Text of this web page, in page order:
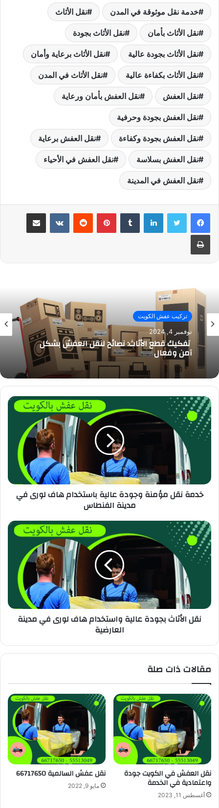
خدمة نقل موثوقة في المدن نقل الأثاث
نقل الأثاث بأمان نقل الأثاث بجودة
نقل الأثاث بجودة عالية نقل الأثاث برعاية وأمان
نقل الأثاث بكفاءة عالية نقل الأثاث في المدن
نقل العفش نقل العفش بأمان ورعاية
نقل العفش بجودة وحرفية
نقل العفش بجودة وكفاءة نقل العفش برعاية
نقل العفش بسلاسة نقل العفش في الأحياء
نقل العفش في المدينة
لينكدإن بينتيريست مشاركة عبر البريد
طباعة
تركيب عفش الكويت
نوفمبر 4, 2024
تفكيك قطع الأثاث: نصائح لنقل العفش بشكل
آمن وفعال
خدمة نقل مؤمنة وجودة عالية باستخدام هاف لورى في
مدينة الفنطاس
نقل الأثاث بجودة عالية واستخدام هاف لورى في مدينة
العارضية
مقالات ذات صلة
نقل العفش في الكويت جودة
واعتمادية في الخدمة
أغسطس 11, 2023
نقل عفش السالمية 66717650
مايو 9, 2022